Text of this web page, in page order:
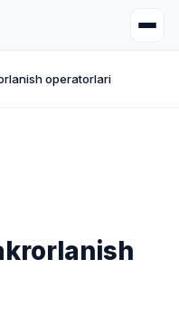
operatorlari